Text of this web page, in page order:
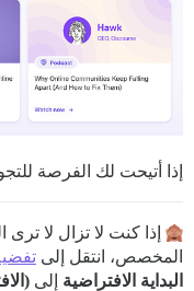
إذا أتيحت لك الفرصة
المخصص، انتقل إلى
البداية الافتراضية إلى